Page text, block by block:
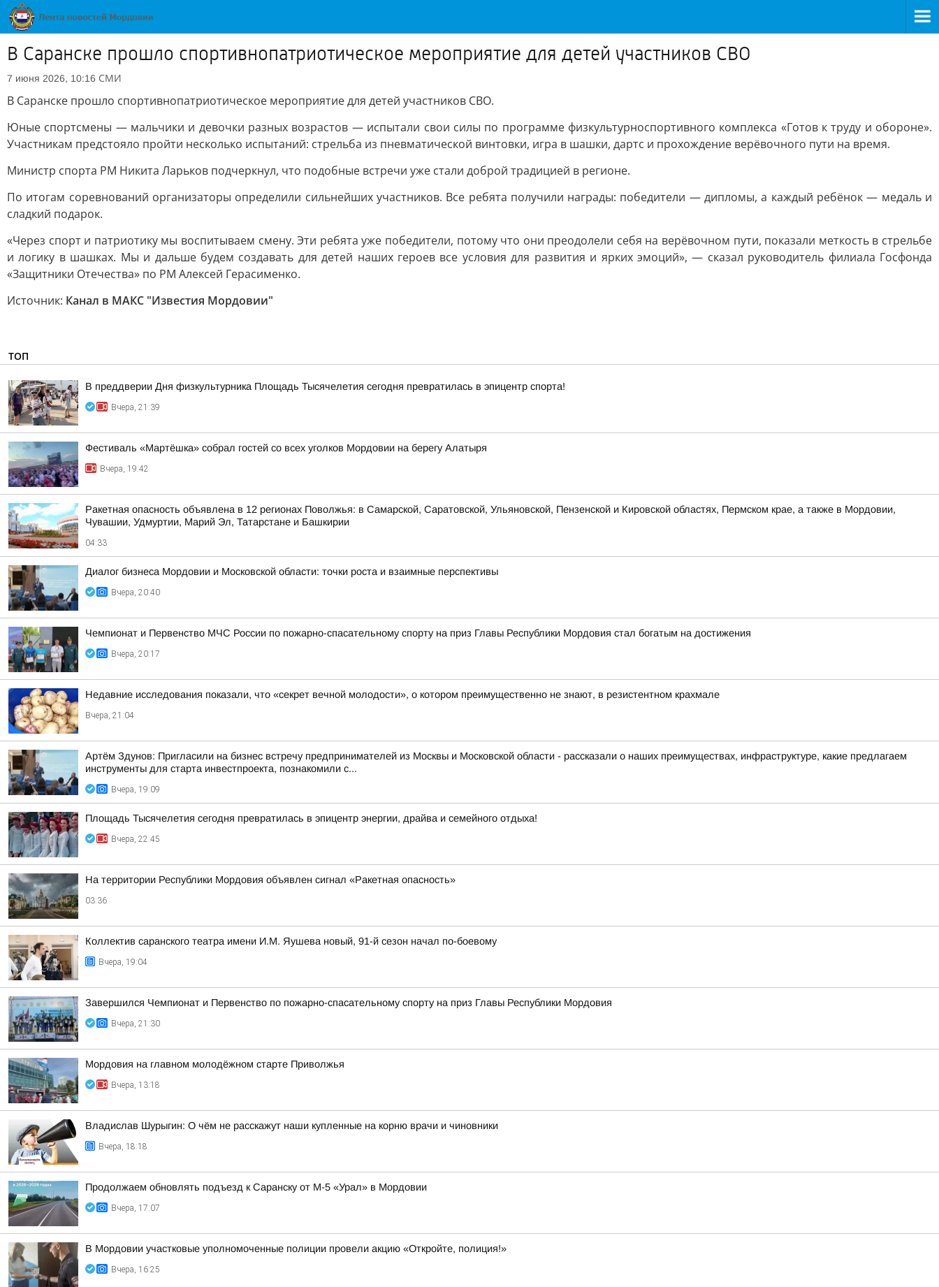
В Саранске прошло спортивнопатриотическое мероприятие для детей участников СВО
7 июня 2026, 10:16 СМИ
В Саранске прошло спортивнопатриотическое мероприятие для детей участников СВО.
Юные спортсмены — мальчики и девочки разных возрастов — испытали свои силы по программе физкультурноспортивного комплекса «Готов к труду и обороне».
Участникам предстояло пройти несколько испытаний: стрельба из пневматической винтовки, игра в шашки, дартс и прохождение верёвочного пути на время.
Министр спорта РМ Никита Ларьков подчеркнул, что подобные встречи уже стали доброй традицией в регионе.
По итогам соревнований организаторы определили сильнейших участников. Все ребята получили награды: победители — дипломы, а каждый ребёнок — медаль и
сладкий подарок.
«Через спорт и патриотику мы воспитываем смену. Эти ребята уже победители, потому что они преодолели себя на верёвочном пути, показали меткость в стрельбе
и логику в шашках. Мы и дальше будем создавать для детей наших героев все условия для развития и ярких эмоций», — сказал руководитель филиала Госфонда
«Защитники Отечества» по РМ Алексей Герасименко.
Источник: Канал в МАКС "Известия Мордовии"
ТОП
В преддверии Дня физкультурника Площадь Тысячелетия сегодня превратилась в эпицентр спорта!
Вчера, 21:39
Фестиваль «Мартёшка» собрал гостей со всех уголков Мордовии на берегу Алатыря
Вчера, 19:42
Ракетная опасность объявлена в 12 регионах Поволжья: в Самарской, Саратовской, Ульяновской, Пензенской и Кировской областях, Пермском крае, а также в Мордовии,
Чувашии, Удмуртии, Марий Эл, Татарстане и Башкирии
04:33
Диалог бизнеса Мордовии и Московской области: точки роста и взаимные перспективы
Вчера, 20:40
Чемпионат и Первенство МЧС России по пожарно-спасательному спорту на приз Главы Республики Мордовия стал богатым на достижения
Вчера, 20:17
Недавние исследования показали, что «секрет вечной молодости», о котором преимущественно не знают, в резистентном крахмале
Вчера, 21:04
Артём Здунов: Пригласили на бизнес встречу предпринимателей из Москвы и Московской области - рассказали о наших преимуществах, инфраструктуре, какие предлагаем
инструменты для старта инвестпроекта, познакомили с...
Вчера, 19:09
Площадь Тысячелетия сегодня превратилась в эпицентр энергии, драйва и семейного отдыха!
Вчера, 22:45
На территории Республики Мордовия объявлен сигнал «Ракетная опасность»
03:36
Коллектив саранского театра имени И.М. Яушева новый, 91-й сезон начал по-боевому
Вчера, 19:04
Завершился Чемпионат и Первенство по пожарно-спасательному спорту на приз Главы Республики Мордовия
Вчера, 21:30
Мордовия на главном молодёжном старте Приволжья
Вчера, 13:18
Владислав Шурыгин: О чём не расскажут наши купленные на корню врачи и чиновники
Вчера, 18:18
Продолжаем обновлять подъезд к Саранску от М-5 «Урал» в Мордовии
Вчера, 17:07
В Мордовии участковые уполномоченные полиции провели акцию «Откройте, полиция!»
Вчера, 16:25